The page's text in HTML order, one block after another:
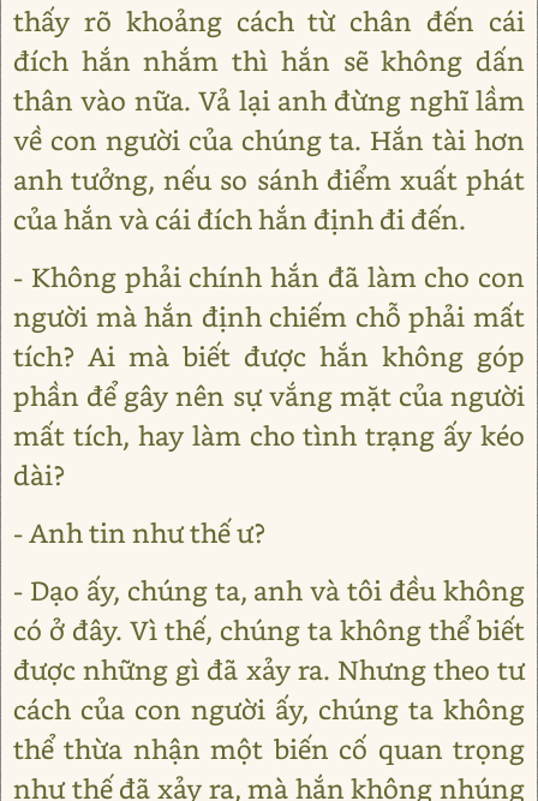
thấy rõ khoảng cách từ chân đến cái
đích hắn nhắm thì hắn sẽ không dấn
thân vào nữa. Vả lại anh đừng nghĩ lầm
về con người của chúng ta. Hắn tài hơn
anh tưởng, nếu so sánh điểm xuất phát
của hắn và cái đích hắn định đi đến.
- Không phải chính hắn đã làm cho con
người mà hắn định chiếm chỗ phải mất
tích? Ai mà biết được hắn không góp
phần để gây nên sự vắng mặt của người
mất tích, hay làm cho tình trạng ấy kéo
dài?
- Anh tin như thế ư?
- Dạo ấy, chúng ta, anh và tôi đều không
có ở đây. Vì thế, chúng ta không thể biết
được những gì đã xảy ra. Nhưng theo tư
cách của con người ấy, chúng ta không
thể thừa nhận một biến cố quan trọng
như thế đã xảy ra, mà hắn không nhúng